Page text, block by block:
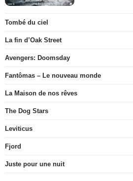
Tombé du ciel
La fin d’Oak Street
Avengers: Doomsday
Fantômas – Le nouveau monde
La Maison de nos rêves
The Dog Stars
Leviticus
Fjord
Juste pour une nuit